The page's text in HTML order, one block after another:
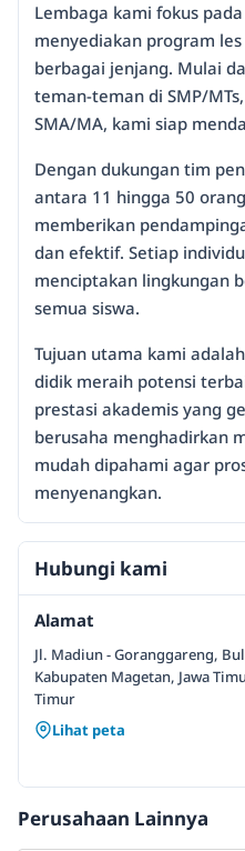
Lembaga kami fokus
menyediakan program
berbagai jenjang. Mulai
teman-teman di SMP/
SMA/MA, kami siap
Dengan dukungan tim
antara 11 hingga 50
memberikan
dan efektif. Setiap
menciptakan lingkungan
semua siswa.
Tujuan utama kami
didik meraih potensi
prestasi akademis yang
berusaha menghadirkan
mudah dipahami agar
menyenangkan.
Hubungi kami
Alamat
Jl. Madiun - Goranggareng,
Kabupaten Magetan, Jawa
Timur
Lihat peta
Perusahaan Lainnya